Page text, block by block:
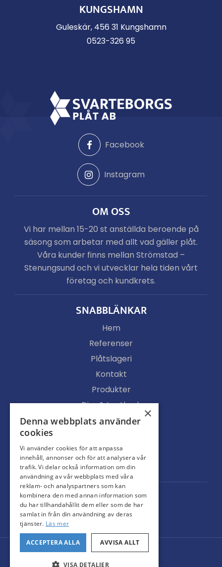
KUNGSHAMN
Guleskär, 456 31 Kungshamn
0523-326 95
Facebook
Instagram
OM OSS
Vi har mellan 15-20 st anställda beroende på
säsong som arbetar med allt vad gäller plåt.
Våra kunder finns mellan Strömstad –
Stenungsund och vi utvecklar hela tiden vårt
företag och kundkrets.
SNABBLÄNKAR
Hem
Referenser
Plåtslageri
Kontakt
Produkter
Djur & Lantbruk
Köpvillkor
Ljusgenomsläpp
Portar
© Svarteborgs Plåt AB
Administration
×
Denna webbplats använder
cookies
Vi använder cookies för att anpassa
innehåll, annonser och för att analysera vår
trafik. Vi delar också information om din
användning av vår webbplats med våra
reklam- och analyspartners som kan
kombinera den med annan information som
du har tillhandahållit dem eller som de har
samlat in från din användning av deras
tjänster. Läs mer
ACCEPTERA ALLA AVVISA ALLT
VISA DETALJER